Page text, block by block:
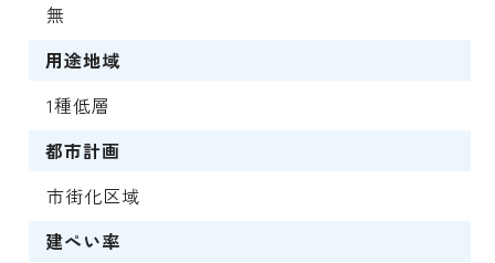
無
用途地域
1種低層
都市計画
市街化区域
建ぺい率